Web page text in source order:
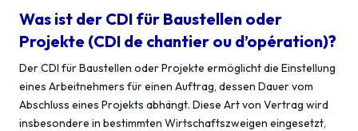
Was ist der CDI für Baustellen oder
Projekte (CDI de chantier ou d’opération)?
Der CDI für Baustellen oder Projekte ermöglicht die Einstellung
eines Arbeitnehmers für einen Auftrag, dessen Dauer vom
Abschluss eines Projekts abhängt. Diese Art von Vertrag wird
insbesondere in bestimmten Wirtschaftszweigen eingesetzt,